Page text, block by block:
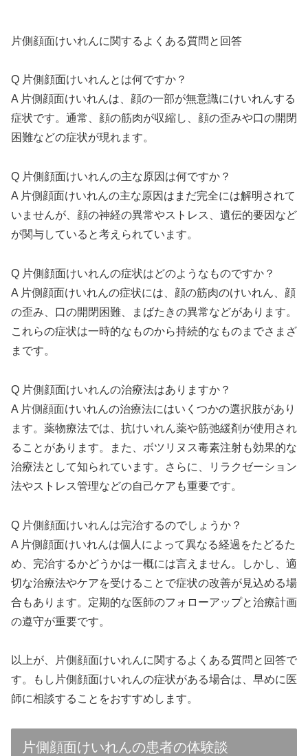
片側顔面けいれんに関するよくある質問と回答
Q 片側顔面けいれんとは何ですか？
A 片側顔面けいれんは、顔の一部が無意識にけいれんする
症状です。通常、顔の筋肉が収縮し、顔の歪みや口の開閉
困難などの症状が現れます。
Q 片側顔面けいれんの主な原因は何ですか？
A 片側顔面けいれんの主な原因はまだ完全には解明されて
いませんが、顔の神経の異常やストレス、遺伝的要因など
が関与していると考えられています。
Q 片側顔面けいれんの症状はどのようなものですか？
A 片側顔面けいれんの症状には、顔の筋肉のけいれん、顔
の歪み、口の開閉困難、まばたきの異常などがあります。
これらの症状は一時的なものから持続的なものまでさまざ
まです。
Q 片側顔面けいれんの治療法はありますか？
A 片側顔面けいれんの治療法にはいくつかの選択肢があり
ます。薬物療法では、抗けいれん薬や筋弛緩剤が使用され
ることがあります。また、ボツリヌス毒素注射も効果的な
治療法として知られています。さらに、リラクゼーション
法やストレス管理などの自己ケアも重要です。
Q 片側顔面けいれんは完治するのでしょうか？
A 片側顔面けいれんは個人によって異なる経過をたどるた
め、完治するかどうかは一概には言えません。しかし、適
切な治療法やケアを受けることで症状の改善が見込める場
合もあります。定期的な医師のフォローアップと治療計画
の遵守が重要です。
以上が、片側顔面けいれんに関するよくある質問と回答で
す。もし片側顔面けいれんの症状がある場合は、早めに医
師に相談することをおすすめします。
片側顔面けいれんの患者の体験談